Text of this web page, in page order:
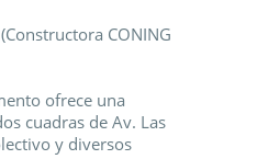
CONING
ofrece una
cuadras de Av. Las
y diversos